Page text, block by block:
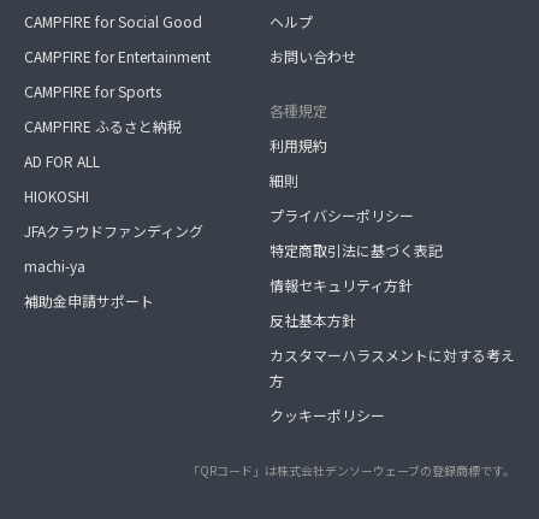
CAMPFIRE for Social Good
CAMPFIRE for Entertainment
CAMPFIRE for Sports
CAMPFIRE ふるさと納税
AD FOR ALL
HIOKOSHI
JFAクラウドファンディング
machi-ya
補助金申請サポート
ヘルプ
お問い合わせ
各種規定
利用規約
細則
プライバシーポリシー
特定商取引法に基づく表記
情報セキュリティ方針
反社基本方針
カスタマーハラスメントに対する考え
方
クッキーポリシー
「QRコード」は株式会社デンソーウェーブの登録商標です。